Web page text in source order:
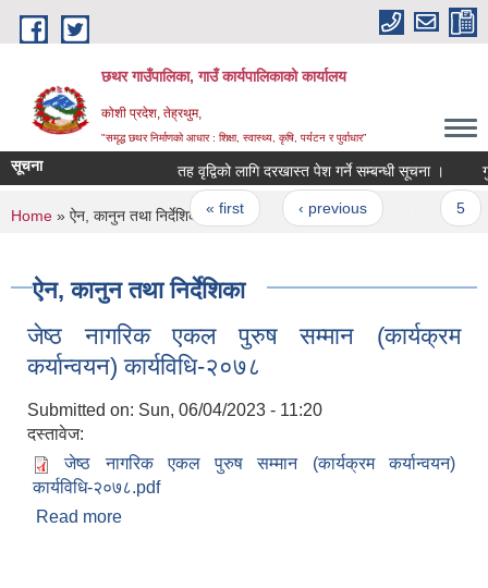
Skip to main content
छथर गाउँपालिका, गाउँ कार्यपालिकाको कार्यालय
कोशी प्रदेश, तेह्रथुम,
"समृद्ध छथर निर्माणको आधार : शिक्षा, स्वास्थ्य, कृषि, पर्यटन र पुर्वाधार”
सूचना तह वृद्विको लागि दरखास्त पेश गर्ने सम्बन्धी सूचना ।
Pages
« first ‹ previous
You are here
Home » ऐन, कानुन तथा निर्देशिका
ऐन, कानुन तथा निर्देशिका
जेष्ठ नागरिक एकल पुरुष सम्मान (कार्यक्रम
कर्यान्वयन) कार्यविधि-२०७८
Submitted on: Sun, 06/04/2023 - 11:20
दस्तावेज:
जेष्ठ नागरिक एकल पुरुष सम्मान (कार्यक्रम कर्यान्वयन)
कार्यविधि-२०७८.pdf
Read more